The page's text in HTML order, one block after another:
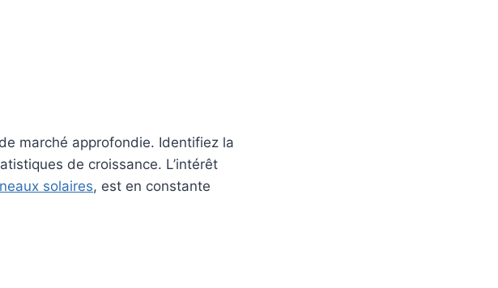
marché approfondie. Identifiez la
de croissance. L’intérêt
solaires, est en constante